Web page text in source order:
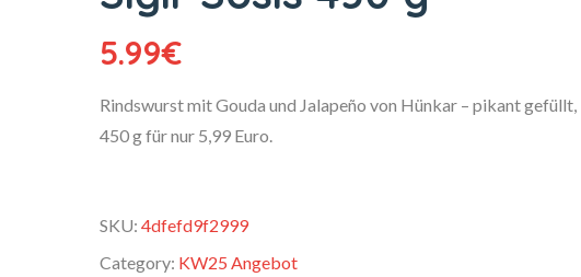
5.99€
Rindswurst mit Gouda und Jalapeño von Hünkar – pikant gefüllt,
450 g für nur 5,99 Euro.
SKU: 4dfefd9f2999
Category: KW25 Angebot